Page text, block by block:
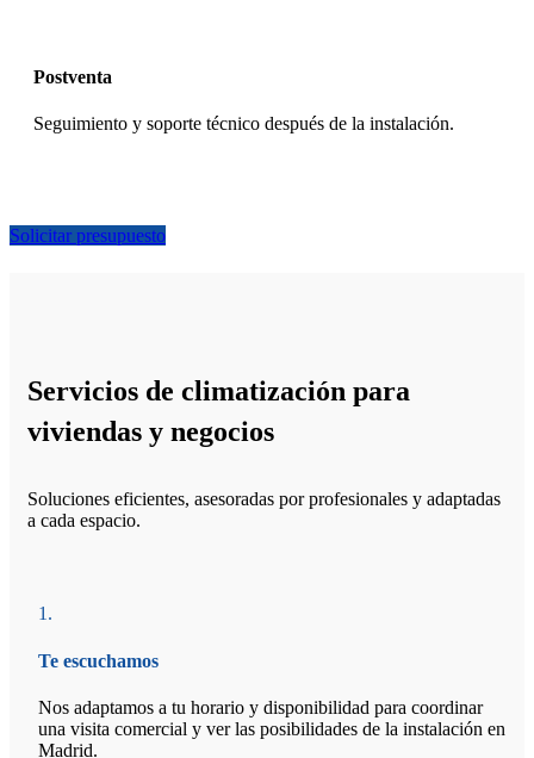
Postventa
Seguimiento y soporte técnico después de la instalación.
Solicitar presupuesto
Servicios de climatización para
viviendas y negocios
Soluciones eficientes, asesoradas por profesionales y adaptadas
a cada espacio.
1.
Te escuchamos
Nos adaptamos a tu horario y disponibilidad para coordinar
una visita comercial y ver las posibilidades de la instalación en
Madrid.